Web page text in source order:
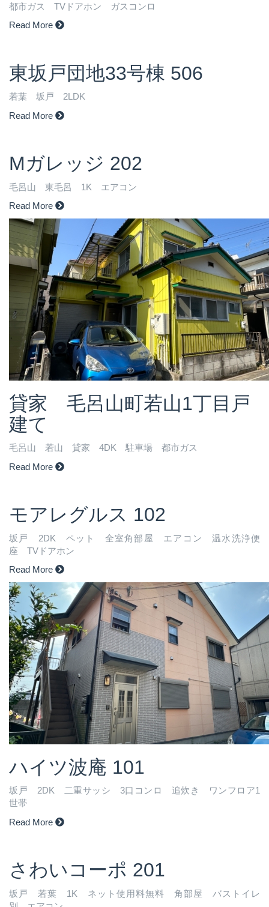
都市ガス TVドアホン ガスコンロ
Read More
東坂戸団地33号棟 506
若葉 坂戸 2LDK
Read More
Mガレッジ 202
毛呂山 東毛呂 1K エアコン
Read More
貸家 毛呂山町若山1丁目戸
建て
毛呂山 若山 貸家 4DK 駐車場 都市ガス
Read More
モアレグルス 102
坂戸 2DK ペット 全室角部屋 エアコン 温水洗浄便
座 TVドアホン
Read More
ハイツ波庵 101
坂戸 2DK 二重サッシ 3口コンロ 追炊き ワンフロア1
世帯
Read More
さわいコーポ 201
坂戸 若葉 1K ネット使用料無料 角部屋 バストイレ